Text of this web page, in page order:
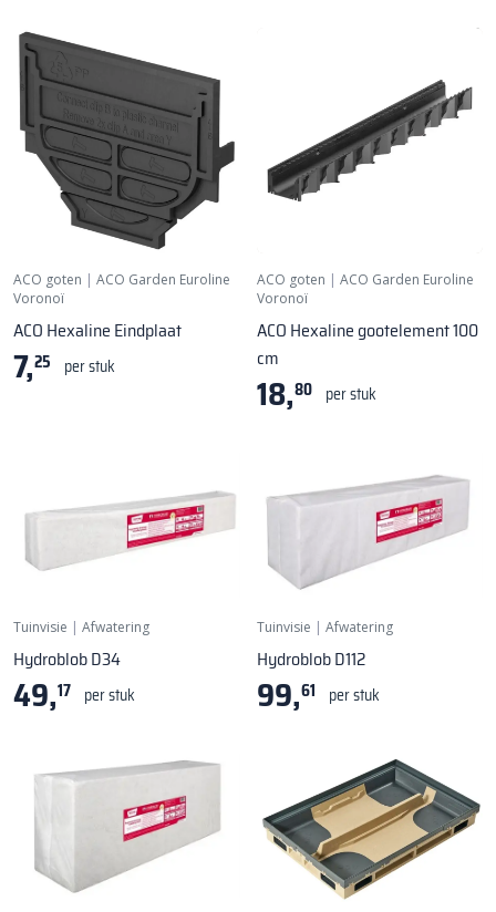
ACO goten | ACO Garden Euroline
Voronoï
ACO Hexaline Eindplaat
7,25 per stuk
ACO goten | ACO Garden Euroline
Voronoï
ACO Hexaline gootelement 100
cm
18,80 per stuk
Tuinvisie | Afwatering
Hydroblob D34
49,17 per stuk
Tuinvisie | Afwatering
Hydroblob D112
99,61 per stuk